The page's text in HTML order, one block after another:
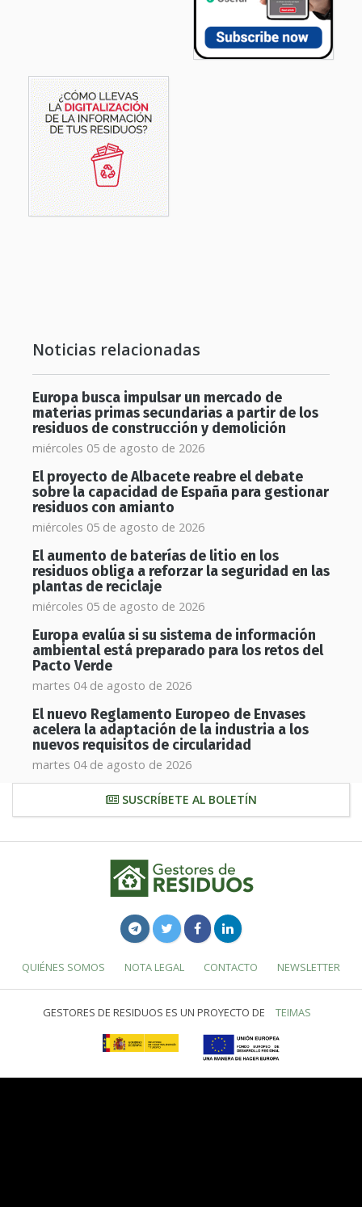
Noticias relacionadas
Europa busca impulsar un mercado de
materias primas secundarias a partir de los
residuos de construcción y demolición
miércoles 05 de agosto de 2026
El proyecto de Albacete reabre el debate
sobre la capacidad de España para gestionar
residuos con amianto
miércoles 05 de agosto de 2026
El aumento de baterías de litio en los
residuos obliga a reforzar la seguridad en las
plantas de reciclaje
miércoles 05 de agosto de 2026
Europa evalúa si su sistema de información
ambiental está preparado para los retos del
Pacto Verde
martes 04 de agosto de 2026
El nuevo Reglamento Europeo de Envases
acelera la adaptación de la industria a los
nuevos requisitos de circularidad
martes 04 de agosto de 2026
SUSCRÍBETE AL BOLETÍN
QUIÉNES SOMOS NOTA LEGAL CONTACTO NEWSLETTER
GESTORES DE RESIDUOS ES UN PROYECTO DE TEIMAS